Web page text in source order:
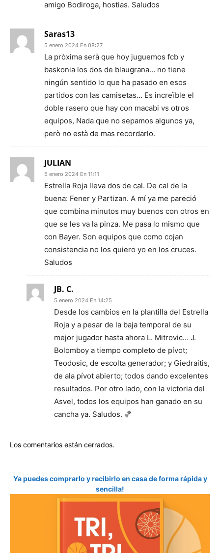
amigo Bodiroga, hostias. Saludos
Saras13
5 enero 2024 En 08:27
La pròxima serà que hoy juguemos fcb y
baskonia los dos de blaugrana… no tiene
ningún sentido lo que ha pasado en esos
partidos con las camisetas… Es increïble el
doble rasero que hay con macabi vs otros
equipos, Nada que no sepamos algunos ya,
però no està de mas recordarlo.
JULIAN
5 enero 2024 En 11:11
Estrella Roja lleva dos de cal. De cal de la
buena: Fener y Partizan. A mí ya me pareció
que combina minutos muy buenos con otros en
que se les va la pinza. Me pasa lo mismo que
con Bayer. Son equipos que como cojan
consistencia no los quiero yo en los cruces.
Saludos
JB. C.
5 enero 2024 En 14:25
Desde los cambios en la plantilla del Estrella
Roja y a pesar de la baja temporal de su
mejor jugador hasta ahora L. Mitrovic… J.
Bolomboy a tiempo completo de pívot;
Teodosic, de escolta generador; y Giedraitis,
de ala pívot abierto; todos dando excelentes
resultados. Por otro lado, con la victoria del
Asvel, todos los equipos han ganado en su
cancha ya. Saludos. 🏀
Los comentarios están cerrados.
Ya puedes comprarlo y recibirlo en casa de forma rápida y
sencilla!